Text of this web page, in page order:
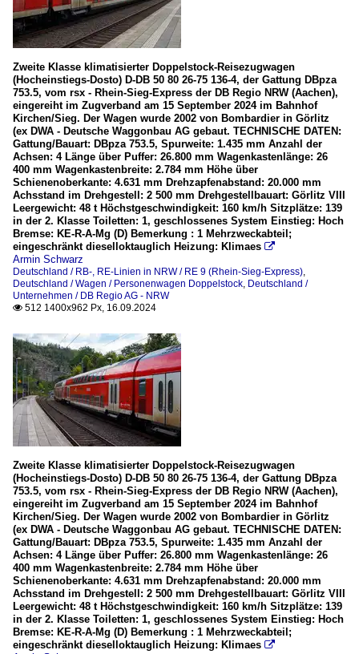
Zweite Klasse klimatisierter Doppelstock-Reisezugwagen
(Hocheinstiegs-Dosto) D-DB 50 80 26-75 136-4, der Gattung DBpza
753.5, vom rsx - Rhein-Sieg-Express der DB Regio NRW (Aachen),
eingereiht im Zugverband am 15 September 2024 im Bahnhof
Kirchen/Sieg. Der Wagen wurde 2002 von Bombardier in Görlitz
(ex DWA - Deutsche Waggonbau AG gebaut. TECHNISCHE DATEN:
Gattung/Bauart: DBpza 753.5, Spurweite: 1.435 mm Anzahl der
Achsen: 4 Länge über Puffer: 26.800 mm Wagenkastenlänge: 26
400 mm Wagenkastenbreite: 2.784 mm Höhe über
Schienenoberkante: 4.631 mm Drehzapfenabstand: 20.000 mm
Achsstand im Drehgestell: 2 500 mm Drehgestellbauart: Görlitz VIII
Leergewicht: 48 t Höchstgeschwindigkeit: 160 km/h Sitzplätze: 139
in der 2. Klasse Toiletten: 1, geschlossenes System Einstieg: Hoch
Bremse: KE-R-A-Mg (D) Bemerkung : 1 Mehrzweckabteil;
eingeschränkt dieselloktauglich Heizung: Klimaes 
Armin Schwarz
Deutschland / RB-, RE-Linien in NRW / RE 9 (Rhein-Sieg-Express)
Deutschland / Wagen / Personenwagen Doppelstock Deutschland /
Unternehmen / DB Regio AG - NRW
 512 1400x962 Px, 16.09.2024
Zweite Klasse klimatisierter Doppelstock-Reisezugwagen
(Hocheinstiegs-Dosto) D-DB 50 80 26-75 136-4, der Gattung DBpza
753.5, vom rsx - Rhein-Sieg-Express der DB Regio NRW (Aachen),
eingereiht im Zugverband am 15 September 2024 im Bahnhof
Kirchen/Sieg. Der Wagen wurde 2002 von Bombardier in Görlitz
(ex DWA - Deutsche Waggonbau AG gebaut. TECHNISCHE DATEN:
Gattung/Bauart: DBpza 753.5, Spurweite: 1.435 mm Anzahl der
Achsen: 4 Länge über Puffer: 26.800 mm Wagenkastenlänge: 26
400 mm Wagenkastenbreite: 2.784 mm Höhe über
Schienenoberkante: 4.631 mm Drehzapfenabstand: 20.000 mm
Achsstand im Drehgestell: 2 500 mm Drehgestellbauart: Görlitz VIII
Leergewicht: 48 t Höchstgeschwindigkeit: 160 km/h Sitzplätze: 139
in der 2. Klasse Toiletten: 1, geschlossenes System Einstieg: Hoch
Bremse: KE-R-A-Mg (D) Bemerkung : 1 Mehrzweckabteil;
eingeschränkt dieselloktauglich Heizung: Klimaes 